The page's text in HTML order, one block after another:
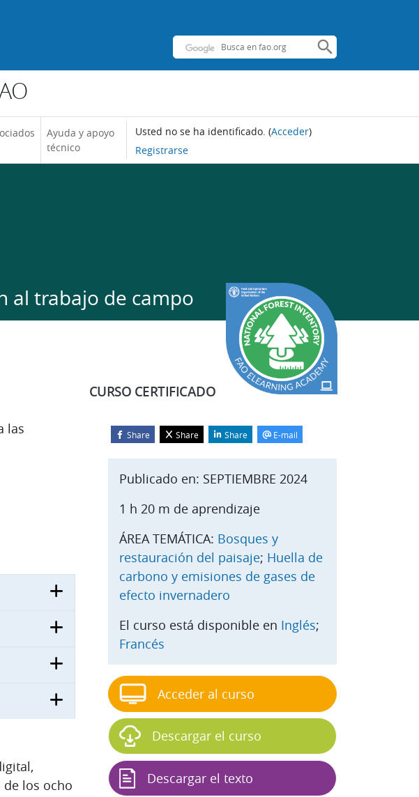
Ayuda y apoyo
técnico
Usted no se ha identificado. (Acceder)
Registrarse
al trabajo de campo
CURSO CERTIFICADO
las
los ocho
Share Share Share E-mail
Bloques
Salta Iniciar el curso
Publicado en: SEPTIEMBRE 2024
1 h 20 m de aprendizaje
ÁREA TEMÁTICA: Bosques y
restauración del paisaje; Huella de
carbono y emisiones de gases de
efecto invernadero
El curso está disponible en Inglés;
Francés
Acceder al curso
Descargar el curso
Descargar el texto